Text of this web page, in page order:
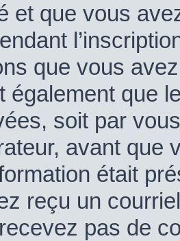
et que vous
que vous
également que
soit par
avant que
était
reçu un
pas de